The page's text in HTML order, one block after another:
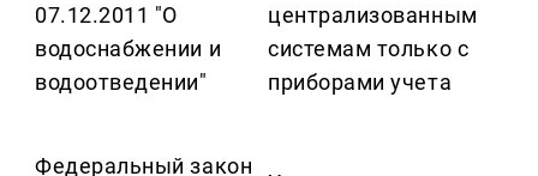
07.12.2011 "О
водоснабжении и
водоотведении"
централизованным
системам только с
приборами учета
Федеральный закон